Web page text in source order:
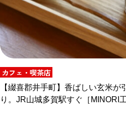
カフェ・喫茶店
【綴喜郡井手町】香ばしい玄米
り。JR山城多賀駅すぐ［MINORI